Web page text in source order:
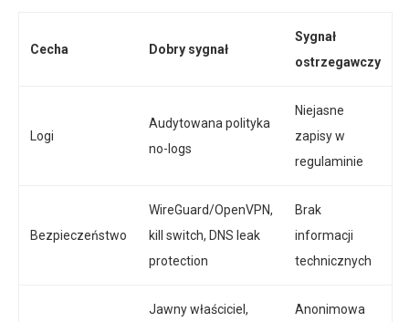
Cecha Dobry sygnał
Sygnał
ostrzegawczy
Logi
Audytowana polityka
no-logs
Niejasne
zapisy w
regulaminie
Bezpieczeństwo
WireGuard/OpenVPN,
kill switch, DNS leak
protection
Brak
informacji
technicznych
Jawny właściciel,
Anonimowa